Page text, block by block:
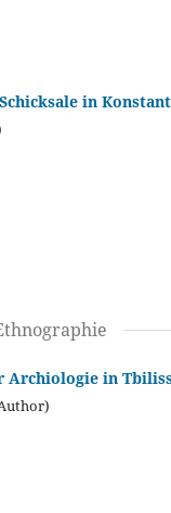
in
Archiologie in